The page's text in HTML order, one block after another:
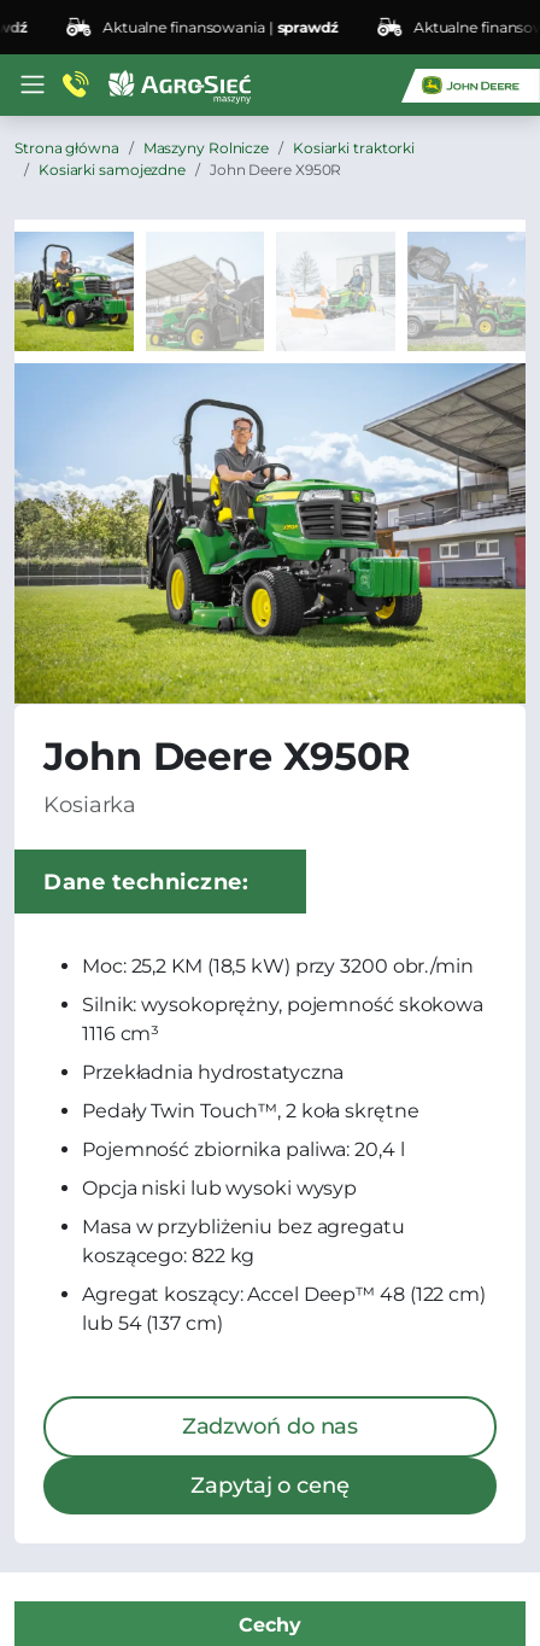
Aktualne finansowania |sprawdź Aktualne
Strona główna Maszyny Rolnicze
Kosiarki traktorki
Kosiarki samojezdne
John Deere X950R
John Deere X950R
Kosiarka
Dane techniczne:
Moc: 25,2 KM (18,5 kW) przy 3200 obr./min
Silnik: wysokoprężny, pojemność skokowa
1116 cm³
Przekładnia hydrostatyczna
Pedały Twin Touch™, 2 koła skrętne
Pojemność zbiornika paliwa: 20,4 l
Opcja niski lub wysoki wysyp
Masa w przybliżeniu bez agregatu
koszącego: 822 kg
Agregat koszący: Accel Deep™ 48 (122 cm)
lub 54 (137 cm)
Zadzwoń do nas
Zapytaj o cenę
Cechy